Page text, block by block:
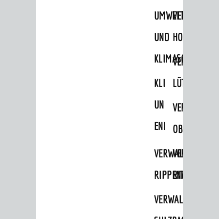
UMWELT-
UND
KLIMASCHUTZ
KLIMASCHUTZ
UND
RIPPENWEIER